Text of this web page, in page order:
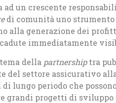
un crescente
di comunità uno strumento
alla generazione dei
immediatamente
della partnershiptra
del settore assicurativo
lungo periodo che
grandi progetti di